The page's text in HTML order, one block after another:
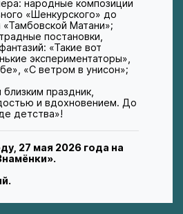
народные композиции
«Шенкурского» до
Матани»;
постановки,
«Такие вот
экспериментаторы»,
«С ветром в унисон»;
праздник,
и вдохновением. До
детства»!
27 мая 2026 года на